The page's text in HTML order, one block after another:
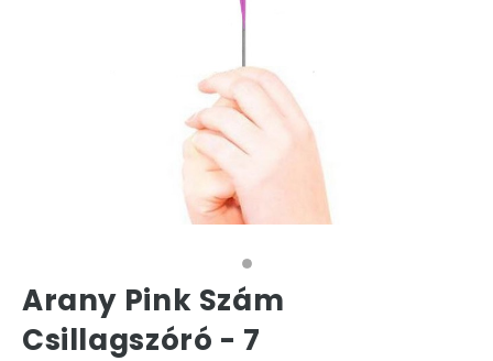
Arany Pink Szám
Csillagszóró - 7